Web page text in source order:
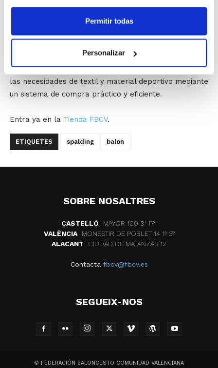
Permitir todas
Personalizar
pueden adquirir.
Spalding para colectivos, todo el baloncesto de la
Comunidad va a poder acceder de una manera cómoda
y rápida a un servicio que permitirá dotarse de todas
las necesidades de textil y material deportivo mediante
un sistema de compra práctico y eficiente.
Entra ya en la Tienda FBCV.
ETIQUETES spalding balon
SOBRE NOSALTRES
CASTELLÓ
MAYOR 100 3º 17ª
VALÈNCIA
MONESTIR DE POBLET 14 1ª 3º
ALACANT
CIUDAD DE MATANZAS 12
Contacta fbcv@fbcv.es
SEGUEIX-NOS
© FEDERACIÓN BALONCESTO COMUNIDAD VALENCIANA